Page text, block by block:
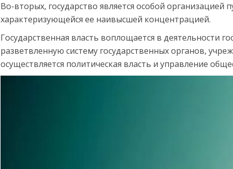
Во-вторых, государство является особой организацией
характеризующейся ее наивысшей концентрацией.
Государственная власть вопло­щается в деятельности
разветвленную систему государственных ор­ганов,
осуществляется политическая власть и управление